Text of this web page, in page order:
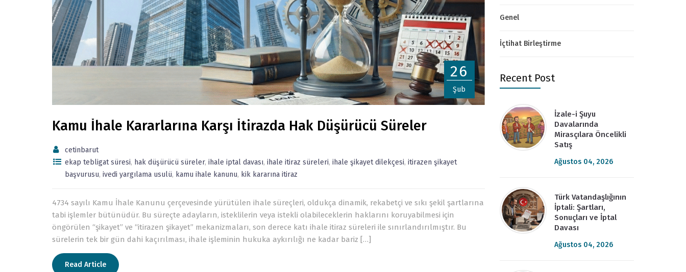
26
Şub
Kamu İhale Kararlarına Karşı İtirazda Hak Düşürücü Süreler
cetinbarut
ekap tebligat süresi, hak düşürücü süreler, ihale iptal davası, ihale itiraz süreleri, ihale şikayet dilekçesi, itirazen şikayet
başvurusu, ivedi yargılama usulü, kamu ihale kanunu, kik kararına itiraz
4734 sayılı Kamu İhale Kanunu çerçevesinde yürütülen ihale süreçleri, oldukça dinamik, rekabetçi ve sıkı şekil şartlarına
tabi işlemler bütünüdür. Bu süreçte adayların, isteklilerin veya istekli olabileceklerin haklarını koruyabilmesi için
öngörülen “şikayet” ve “itirazen şikayet” mekanizmaları, son derece katı ihale itiraz süreleri ile sınırlandırılmıştır. Bu
sürelerin tek bir gün dahi kaçırılması, ihale işleminin hukuka aykırılığı ne kadar bariz […]
Read Article
Genel
İçtihat Birleştirme
Recent Post
İzale-i Şuyu
Davalarında
Mirasçılara Öncelikli
Satış
Ağustos 04, 2026
Türk Vatandaşlığının
İptali: Şartları,
Sonuçları ve İptal
Davası
Ağustos 04, 2026